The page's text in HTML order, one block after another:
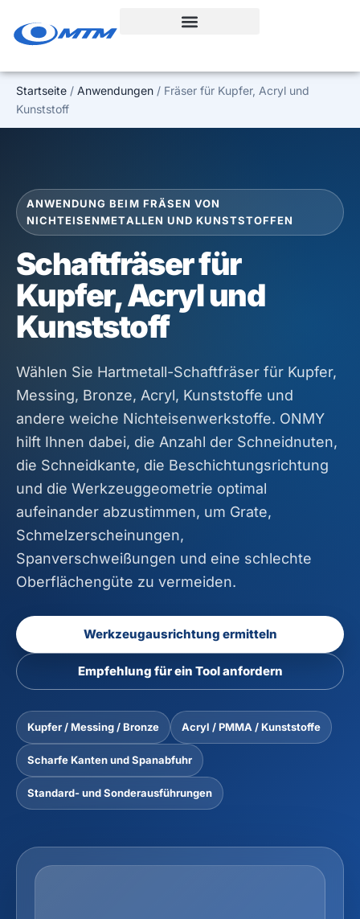
Inhalt
Startseite / Anwendungen / Fräser für Kupfer, Acryl und
Kunststoff
ANWENDUNG BEIM FRÄSEN VON
NICHTEISENMETALLEN UND KUNSTSTOFFEN
Schaftfräser für
Kupfer, Acryl und
Kunststoff
Wählen Sie Hartmetall-Schaftfräser für Kupfer,
Messing, Bronze, Acryl, Kunststoffe und
andere weiche Nichteisenwerkstoffe. ONMY
hilft Ihnen dabei, die Anzahl der Schneidnuten,
die Schneidkante, die Beschichtungsrichtung
und die Werkzeuggeometrie optimal
aufeinander abzustimmen, um Grate,
Schmelzerscheinungen,
Spanverschweißungen und eine schlechte
Oberflächengüte zu vermeiden.
Werkzeugausrichtung ermitteln
Empfehlung für ein Tool anfordern
Kupfer / Messing / Bronze Acryl / PMMA / Kunststoffe
Scharfe Kanten und Spanabfuhr
Standard- und Sonderausführungen